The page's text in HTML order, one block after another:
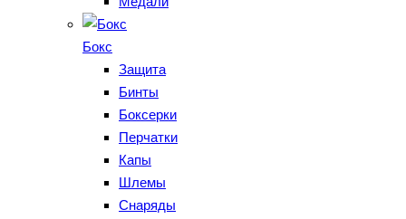
Бокс
Защита
Бинты
Боксерки
Перчатки
Капы
Шлемы
Снаряды